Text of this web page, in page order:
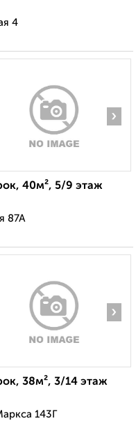
4
›
40м², 5/9 этаж
87А
›
38м², 3/14 этаж
143Г